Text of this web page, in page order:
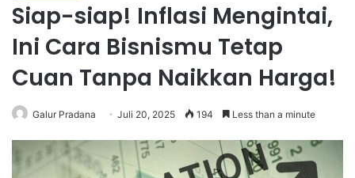
Siap-siap! Inflasi Mengintai,
Ini Cara Bisnismu Tetap
Cuan Tanpa Naikkan Harga!
Galur Pradana Juli 20, 2025 194 Less than a minute